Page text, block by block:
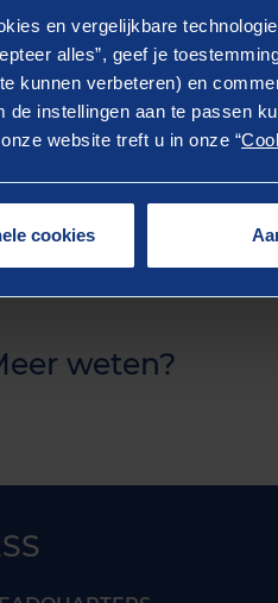
en vergelijkbare
alles”, geef je
kunnen verbeteren) en
de instellingen aan te passen
website treft u in onze “
cookies
tempor incididunt ut
nostrud exercitation
irure dolor in
Excepteur sint
anim id est laborum.
weten?